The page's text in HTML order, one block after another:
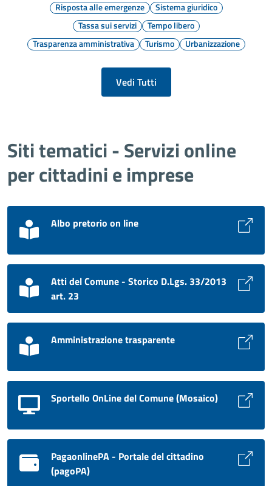
Risposta alle emergenze
Sistema giuridico
Tassa sui servizi
Tempo libero
Trasparenza amministrativa
Turismo Urbanizzazione
Vedi Tutti
Siti tematici - Servizi online
per cittadini e imprese
Albo pretorio on line
Atti del Comune - Storico D.Lgs. 33/2013
art. 23
Amministrazione trasparente
Sportello OnLine del Comune (Mosaico)
PagaonlinePA - Portale del cittadino
(pagoPA)